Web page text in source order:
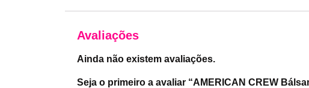
Avaliações
Ainda não existem avaliações.
Seja o primeiro a avaliar “AMERICAN CREW